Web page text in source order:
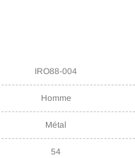
IRO88-004
Homme
Métal
54